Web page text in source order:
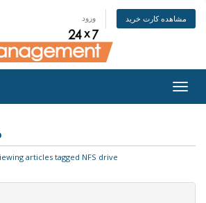
ورود مشاهده کارت خرید
articles tagged NFS drive